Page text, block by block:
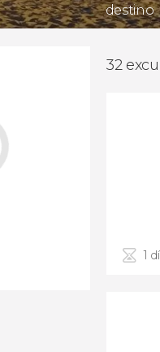
destino
32
1